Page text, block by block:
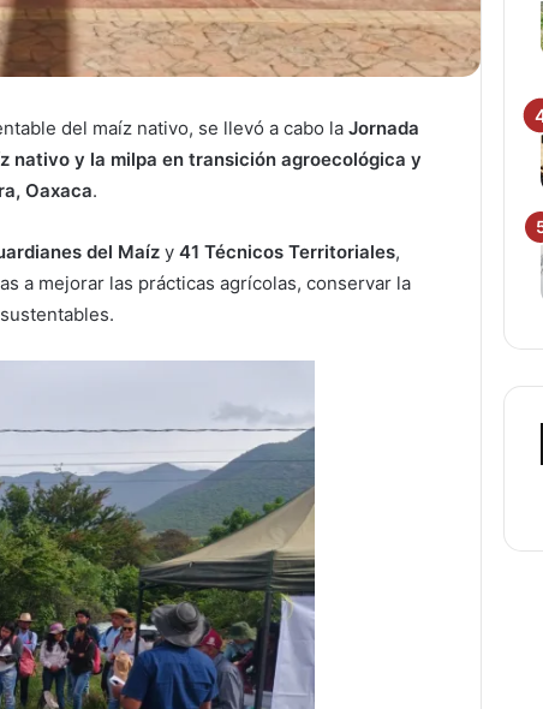
del maíz nativo, se llevó a cabo la Jornada
nativo y la milpa en transición agroecológica y
Oaxaca.
del Maíz y 41 Técnicos Territoriales,
a mejorar las prácticas agrícolas, conservar la